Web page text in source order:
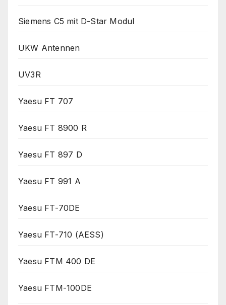
Siemens C5 mit D-Star Modul
UKW Antennen
UV3R
Yaesu FT 707
Yaesu FT 8900 R
Yaesu FT 897 D
Yaesu FT 991 A
Yaesu FT-70DE
Yaesu FT-710 (AESS)
Yaesu FTM 400 DE
Yaesu FTM-100DE